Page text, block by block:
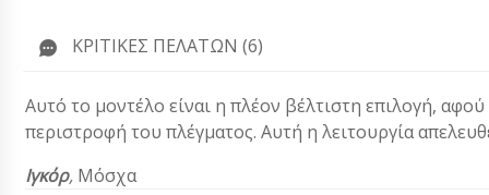
ΚΡΙΤΙΚΈΣ ΠΕΛΑΤΏΝ (6)
Αυτό το μοντέλο είναι η πλέον βέλτιστη επιλογή,
περιστροφή του πλέγματος. Αυτή η λειτουργία
Ιγκόρ, Μόσχα